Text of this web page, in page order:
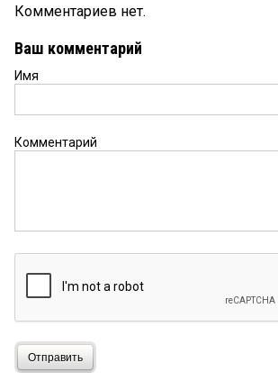
Комментариев нет.
Ваш комментарий
Имя
Комментарий
Отправить